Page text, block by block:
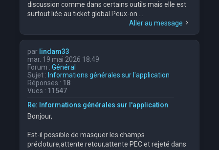
discussion comme dans certains outils mais elle est
surtout liée au ticket global.Peux-on ...
Aller au message
par lindam33
mar. 19 mai 2026 18:49
Forum : Général
Sujet : Informations générales sur l'application
Réponses : 18
Vues : 11547
Re: Informations générales sur l'application
Bonjour,
Est-il possible de masquer les champs
précloture,attente retour,attente PEC et rejeté dans